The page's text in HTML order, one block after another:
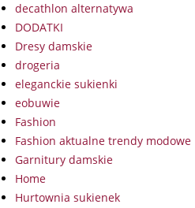
decathlon alternatywa
DODATKI
Dresy damskie
drogeria
eleganckie sukienki
eobuwie
Fashion
Fashion aktualne trendy modowe
Garnitury damskie
Home
Hurtownia sukienek